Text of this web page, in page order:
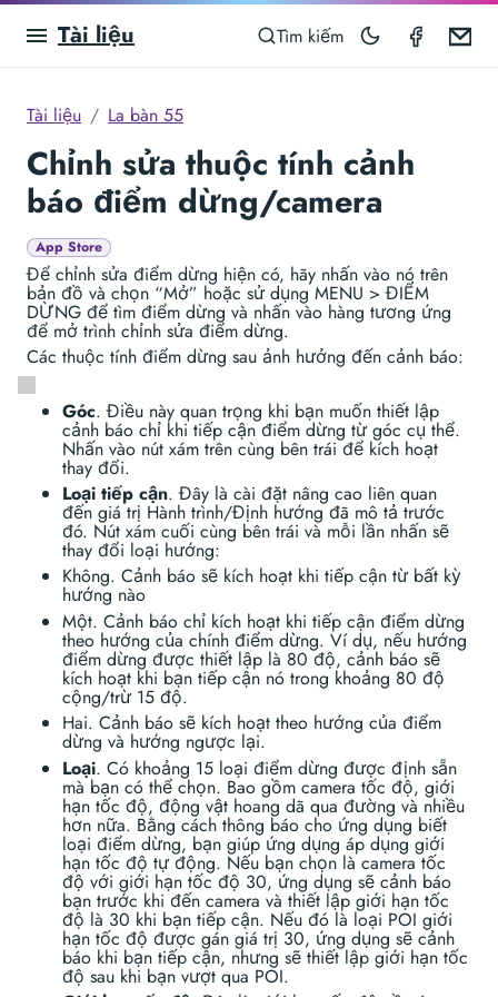
Tài liệu Tìm kiếm
Tài liệu La bàn 55
Chỉnh sửa thuộc tính cảnh
báo điểm dừng/camera
App Store
Để chỉnh sửa điểm dừng hiện có, hãy nhấn vào nó trên
bản đồ và chọn “Mở” hoặc sử dụng MENU > ĐIỂM
DỪNG để tìm điểm dừng và nhấn vào hàng tương ứng
để mở trình chỉnh sửa điểm dừng.
Các thuộc tính điểm dừng sau ảnh hưởng đến cảnh báo:
Góc. Điều này quan trọng khi bạn muốn thiết lập
cảnh báo chỉ khi tiếp cận điểm dừng từ góc cụ thể.
Nhấn vào nút xám trên cùng bên trái để kích hoạt
thay đổi.
Loại tiếp cận. Đây là cài đặt nâng cao liên quan
đến giá trị Hành trình/Định hướng đã mô tả trước
đó. Nút xám cuối cùng bên trái và mỗi lần nhấn sẽ
thay đổi loại hướng:
Không. Cảnh báo sẽ kích hoạt khi tiếp cận từ bất kỳ
hướng nào
Một. Cảnh báo chỉ kích hoạt khi tiếp cận điểm dừng
theo hướng của chính điểm dừng. Ví dụ, nếu hướng
điểm dừng được thiết lập là 80 độ, cảnh báo sẽ
kích hoạt khi bạn tiếp cận nó trong khoảng 80 độ
cộng/trừ 15 độ.
Hai. Cảnh báo sẽ kích hoạt theo hướng của điểm
dừng và hướng ngược lại.
Loại. Có khoảng 15 loại điểm dừng được định sẵn
mà bạn có thể chọn. Bao gồm camera tốc độ, giới
hạn tốc độ, động vật hoang dã qua đường và nhiều
hơn nữa. Bằng cách thông báo cho ứng dụng biết
loại điểm dừng, bạn giúp ứng dụng áp dụng giới
hạn tốc độ tự động. Nếu bạn chọn là camera tốc
độ với giới hạn tốc độ 30, ứng dụng sẽ cảnh báo
bạn trước khi đến camera và thiết lập giới hạn tốc
độ là 30 khi bạn tiếp cận. Nếu đó là loại POI giới
hạn tốc độ được gán giá trị 30, ứng dụng sẽ cảnh
báo khi bạn tiếp cận, nhưng sẽ thiết lập giới hạn tốc
độ sau khi bạn vượt qua POI.